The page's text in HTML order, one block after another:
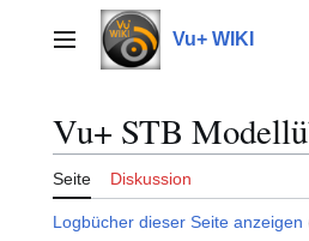
springenHauptmenü Vu+ WIKI
Vu+ STB
Seite Diskussion
Logbücher dieser Seite anzeigen